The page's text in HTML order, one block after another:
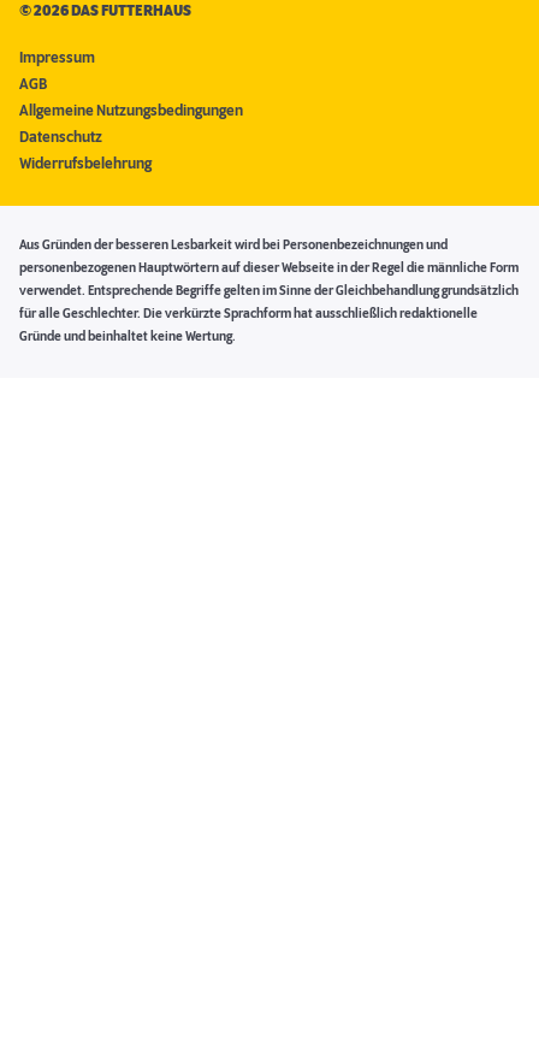
©2026 DAS FUTTERHAUS
Impressum
AGB
Allgemeine Nutzungsbedingungen
Datenschutz
Widerrufsbelehrung
Aus Gründen der besseren Lesbarkeit wird bei Personenbezeichnungen und
personenbezogenen Hauptwörtern auf dieser Webseite in der Regel die männliche Form
verwendet. Entsprechende Begriffe gelten im Sinne der Gleichbehandlung grundsätzlich
für alle Geschlechter. Die verkürzte Sprachform hat ausschließlich redaktionelle
Gründe und beinhaltet keine Wertung.